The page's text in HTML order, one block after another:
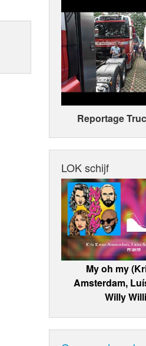
Reportage
LOK schijf
My oh my
Amsterdam,
Willy